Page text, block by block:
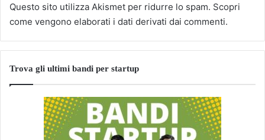
Questo sito utilizza Akismet per ridurre lo spam. Scopri
come vengono elaborati i dati derivati dai commenti.
Trova gli ultimi bandi per startup